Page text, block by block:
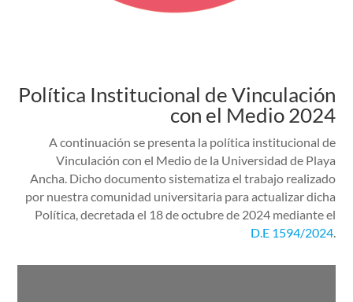
Política Institucional de Vinculación
con el Medio 2024
A continuación se presenta la política institucional de
Vinculación con el Medio de la Universidad de Playa
Ancha. Dicho documento sistematiza el trabajo realizado
por nuestra comunidad universitaria para actualizar dicha
Política, decretada el 18 de octubre de 2024 mediante el
D.E 1594/2024.